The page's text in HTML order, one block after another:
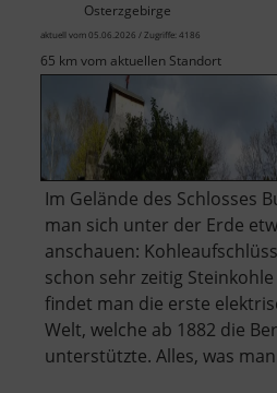
Osterzgebirge
aktuell vom 05.06.2026 / Zugriffe: 4186
65 km vom aktuellen Standort
Im Gelände des Schlosses
man sich unter der Erde
anschauen:
schon sehr zeitig
findet man die erste
Welt, welche ab 1882 die
unterstützte. Alles, was man